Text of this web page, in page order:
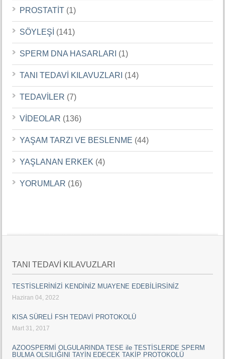
PROSTATİT (1)
SÖYLEŞİ (141)
SPERM DNA HASARLARI (1)
TANI TEDAVİ KILAVUZLARI (14)
TEDAVİLER (7)
VİDEOLAR (136)
YAŞAM TARZI VE BESLENME (44)
YAŞLANAN ERKEK (4)
YORUMLAR (16)
TANI TEDAVİ KILAVUZLARI
TESTİSLERİNİZİ KENDİNİZ MUAYENE EDEBİLİRSİNİZ
Haziran 04, 2022
KISA SÜRELİ FSH TEDAVİ PROTOKOLÜ
Mart 31, 2017
AZOOSPERMİ OLGULARINDA TESE ile TESTİSLERDE SPERM
BULMA OLSILIĞINI TAYİN EDECEK TAKİP PROTOKOLÜ